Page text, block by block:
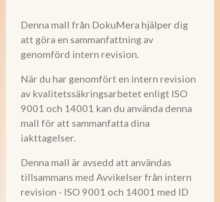
Denna mall från DokuMera hjälper dig
att göra en sammanfattning av
genomförd intern revision.
När du har genomfört en intern revision
av kvalitetssäkringsarbetet enligt ISO
9001 och 14001 kan du använda denna
mall för att sammanfatta dina
iakttagelser.
Denna mall är avsedd att användas
tillsammans med Avvikelser från intern
revision - ISO 9001 och 14001 med ID